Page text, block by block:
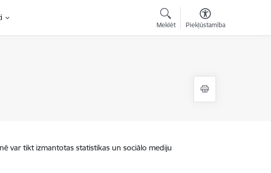
Meklēt Piekļūstamība
var tikt izmantotas statistikas un sociālo mediju